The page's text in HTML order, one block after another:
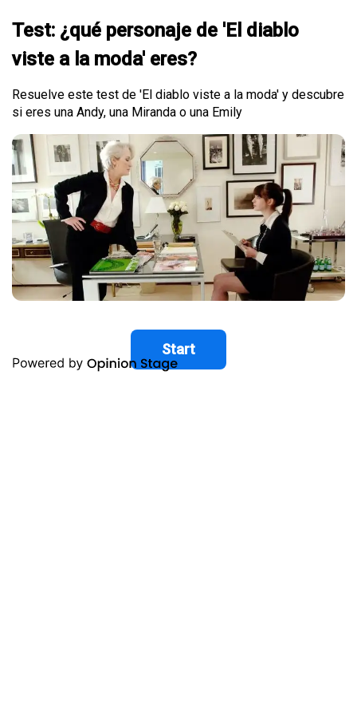
Test: ¿qué personaje de 'El diablo
viste a la moda' eres?
Resuelve este test de 'El diablo viste a la moda' y descubre
si eres una Andy, una Miranda o una Emily
Start